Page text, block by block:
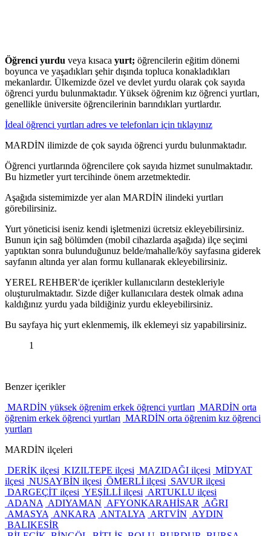
Öğrenci yurdu veya kısaca yurt; öğrencilerin eğitim dönemi
boyunca ve yaşadıkları şehir dışında topluca konakladıkları
mekanlardır. Ülkemizde özel ve devlet yurdu olarak çok sayıda
öğrenci yurdu bulunmaktadır. Yüksek öğrenim kız öğrenci yurtları,
genellikle üniversite öğrencilerinin barındıkları yurtlardır.
İdeal öğrenci yurtları adres ve telefonları için tıklayınız
MARDİN ilimizde de çok sayıda öğrenci yurdu bulunmaktadır.
Öğrenci yurtlarında öğrencilere çok sayıda hizmet sunulmaktadır.
Bu hizmetler yurt tercihinde önem arzetmektedir.
Aşağıda sistemimizde yer alan MARDİN ilindeki yurtları
görebilirsiniz.
Yurt yöneticisi iseniz kendi işletmenizi ücretsiz ekleyebilirsiniz.
Bunun için sağ bölümden (mobil cihazlarda aşağıda) ilçe seçimi
yaptıktan sonra bulunduğunuz belde/mahalle/köy sayfasına giderek
sayfanın altında yer alan formu kullanarak ekleyebilirsiniz.
YEREL REHBER'de içerikler kullanıcıların destekleriyle
oluşturulmaktadır. Sizde diğer kullanıcılara destek olmak adına
kaldığınız yurdu yada bildiğiniz yurdu ekleyebilirsiniz.
Bu sayfaya hiç yurt eklenmemiş, ilk eklemeyi siz yapabilirsiniz.
1
Benzer içerikler
MARDİN yüksek öğrenim erkek öğrenci yurtları MARDİN orta
öğrenim erkek öğrenci yurtları MARDİN orta öğrenim kız öğrenci
yurtları
MARDİN ilçeleri
DERİK ilçesi KIZILTEPE ilçesi MAZIDAĞI ilçesi MİDYAT
ilçesi NUSAYBİN ilçesi ÖMERLİ ilçesi SAVUR ilçesi
DARGEÇİT ilçesi YEŞİLLİ ilçesi ARTUKLU ilçesi
ADANA ADIYAMAN AFYONKARAHİSAR
AĞRI
AMASYA ANKARA ANTALYA ARTVİN AYDIN
BALIKESİR